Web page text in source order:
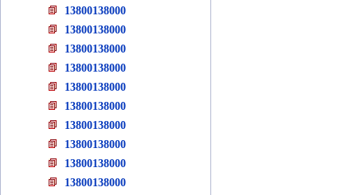
13800138000
13800138000
13800138000
13800138000
13800138000
13800138000
13800138000
13800138000
13800138000
13800138000